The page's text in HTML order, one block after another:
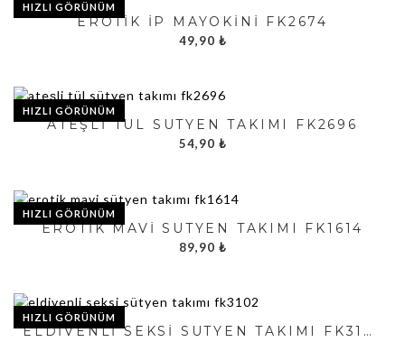
HIZLI GÖRÜNÜM
EROTIK İP MAYOKINI FK2674
49,90 ₺
HIZLI GÖRÜNÜM
ATEŞLI TÜL SÜTYEN TAKIMI FK2696
54,90 ₺
HIZLI GÖRÜNÜM
EROTIK MAVI SÜTYEN TAKIMI FK1614
89,90 ₺
HIZLI GÖRÜNÜM
ELDIVENLI SEKSI SÜTYEN TAKIMI FK3102